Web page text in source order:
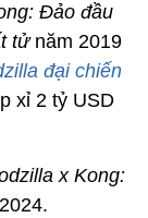
Đảo đầu
tử năm 2019
đại chiến
xỉ 2 tỷ USD
x Kong: